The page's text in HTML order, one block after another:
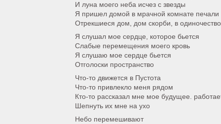
И луна моего неба исчез с звезды
Я пришел домой в мрачной комнате печали
Отрекшиеся дом, дом скорби, в одиночество
Я слушал мое сердце, которое бьется
Слабые перемещения моего кровь
Я слушаю мое сердце бьется
Отголоски пространство
Что-то движется в Пустота
Что-то привлекло меня рядом
Кто-то рассказал мне мое будущее.
Шепнуть их мне на ухо
Небо перемешивают